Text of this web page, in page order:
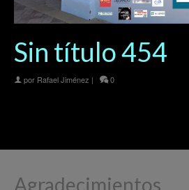
Sin título 454
por Rafael Jiménez | 0
Agradecimientos